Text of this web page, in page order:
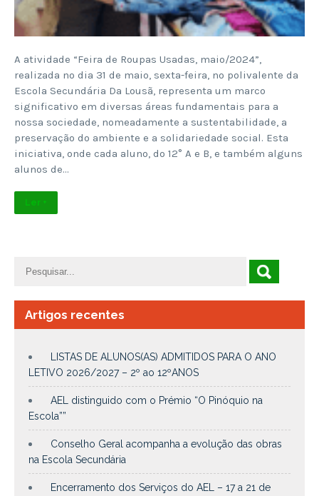
A atividade “Feira de Roupas Usadas, maio/2024”,
realizada no dia 31 de maio, sexta-feira, no polivalente da
Escola Secundária Da Lousã, representa um marco
significativo em diversas áreas fundamentais para a
nossa sociedade, nomeadamente a sustentabilidade, a
preservação do ambiente e a solidariedade social. Esta
iniciativa, onde cada aluno, do 12° A e B, e também alguns
alunos de…
Ler +
Artigos recentes
LISTAS DE ALUNOS(AS) ADMITIDOS PARA O ANO
LETIVO 2026/2027 – 2º ao 12ºANOS
AEL distinguido com o Prémio “O Pinóquio na
Escola””
Conselho Geral acompanha a evolução das obras
na Escola Secundária
Encerramento dos Serviços do AEL – 17 a 21 de